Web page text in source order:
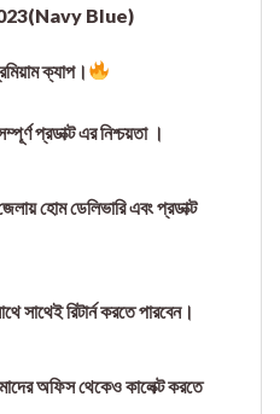
Blue)
ক্যাপ।
প্রডাক্ট এর নিশ্চয়তা ।
হোম ডেলিভারি এবং প্রডাক্ট
সাথেই রিটার্ন করতে পারবেন।
অফিস থেকেও কালেক্ট করতে